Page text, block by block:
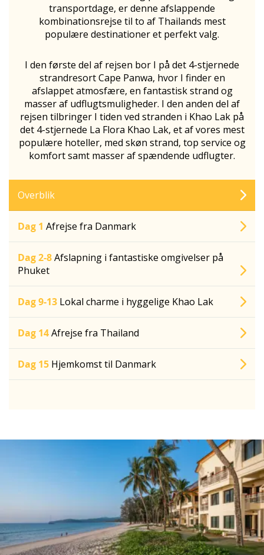
transportdage, er denne afslappende
kombinationsrejse til to af Thailands mest
populære destinationer et perfekt valg.
I den første del af rejsen bor I på det 4-stjernede
strandresort Cape Panwa, hvor I finder en
afslappet atmosfære, en fantastisk strand og
masser af udflugtsmuligheder. I den anden del af
rejsen tilbringer I tiden ved stranden i Khao Lak på
det 4-stjernede La Flora Khao Lak, et af vores mest
populære hoteller, med skøn strand, top service og
komfort samt masser af spændende udflugter.
Overblik
Dag 1 Afrejse fra Danmark
Dag 2-8Afslapning i fantastiske omgivelser på
Phuket
Dag 9-13 Lokal charme i hyggelige Khao Lak
Dag 14Afrejse fra Thailand
Dag 15 Hjemkomst til Danmark